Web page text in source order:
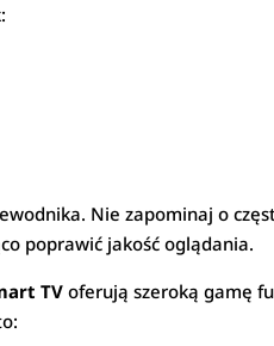
Nie zapominaj o
poprawić jakość oglądania.
TVoferują szeroką gamę